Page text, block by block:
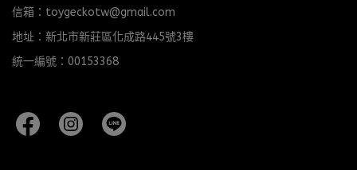
信箱：toygeckotw@gmail.com
地址：新北市新莊區化成路445號3樓
統一編號：00153368